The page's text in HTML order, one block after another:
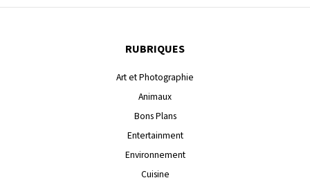
RUBRIQUES
Art et Photographie
Animaux
Bons Plans
Entertainment
Environnement
Cuisine